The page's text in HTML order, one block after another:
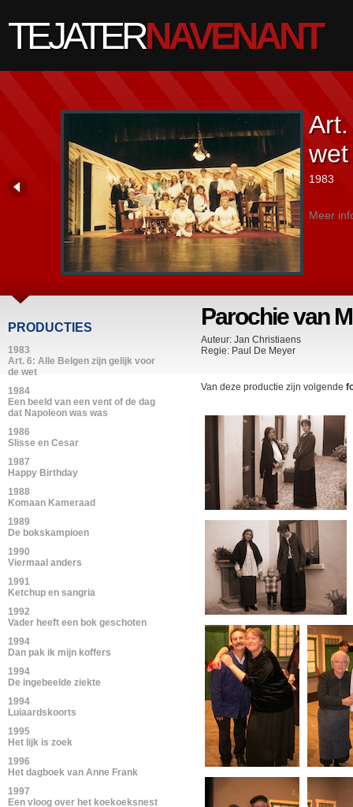
TEJATERNAVENANT
wet
1983
Meer
PRODUCTIES
1983
Art. 6: Alle Belgen zijn gelijk voor
de wet
1984
Een beeld van een vent of de dag
dat Napoleon was was
1986
Slisse en Cesar
1987
Happy Birthday
1988
Komaan Kameraad
1989
De bokskampioen
1990
Viermaal anders
1991
Ketchup en sangria
1992
Vader heeft een bok geschoten
1994
Dan pak ik mijn koffers
1994
De ingebeelde ziekte
1994
Luiaardskoorts
1995
Het lijk is zoek
1996
Het dagboek van Anne Frank
1997
Een vloog over het koekoeksnest
Parochie van
Auteur: Jan Christiaens
Regie: Paul De Meyer
Van deze productie zijn volgende